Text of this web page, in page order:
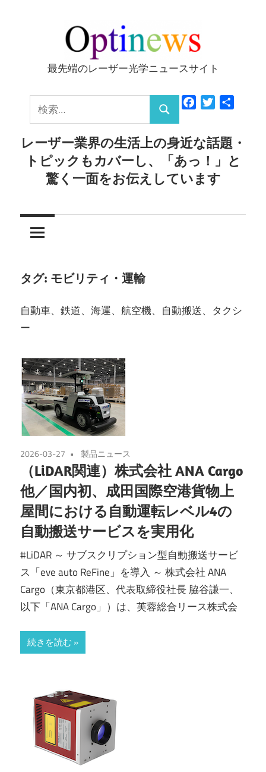
ッ
Optinews
最先端のレーザー光学ニュースサイト
索:
検
索
FacebookTwitter
レーザー業界の生活上の身近な話題・
トピックもカバーし、「あっ！」と
驚く一面をお伝えしています
タグ: モビリティ・運輸
自動車、鉄道、海運、航空機、自動搬送、タクシ
ー
2026-03-27 製品ニュース
（LiDAR関連）株式会社 ANA Cargo
他／国内初、成田国際空港貨物上
屋間における自動運転レベル4の
自動搬送サービスを実用化
#LiDAR ～ サブスクリプション型自動搬送サービ
ス「eve auto ReFine」を導入 ～ 株式会社 ANA
Cargo（東京都港区、代表取締役社長 脇谷謙一、
以下「ANA Cargo」）は、芙蓉総合リース株式会
続きを読む